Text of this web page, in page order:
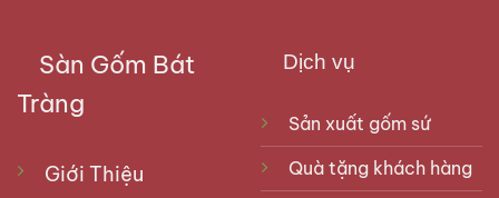
Sàn Gốm Bát
Tràng
Giới Thiệu
Dịch vụ
Sản xuất gốm sứ
Quà tặng khách hàng